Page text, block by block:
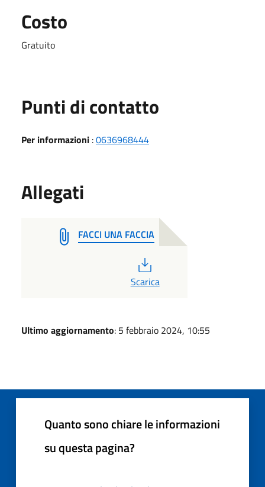
Costo
Gratuito
Punti di contatto
Per informazioni :0636968444
Allegati
FACCI UNA FACCIA
Scarica
Ultimo aggiornamento: 5 febbraio 2024, 10:55
Quanto sono chiare le informazioni
su questa pagina?